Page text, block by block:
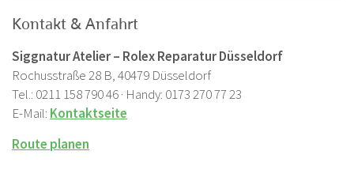
Kontakt & Anfahrt
Siggnatur Atelier – Rolex Reparatur Düsseldorf
Rochusstraße 28 B, 40479 Düsseldorf
Tel.: 0211 158 790 46 · Handy: 0173 270 77 23
E-Mail: Kontaktseite
Route planen